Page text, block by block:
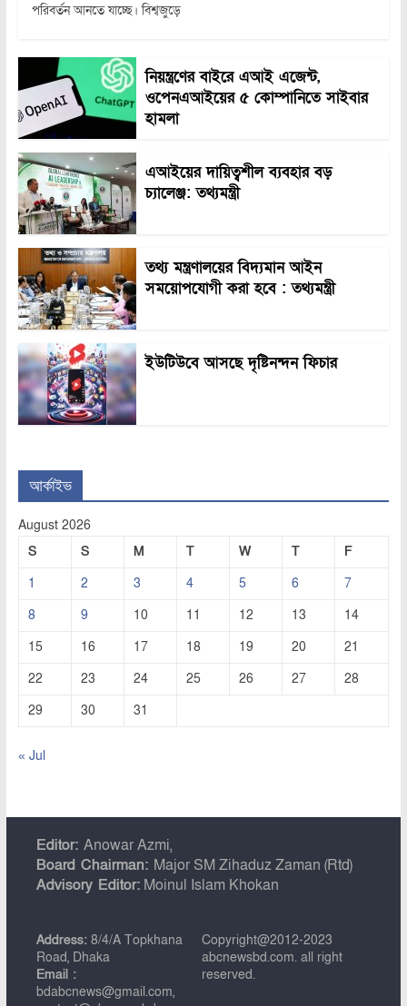
পরিবর্তন আনতে যাচ্ছে। বিশ্বজুড়ে
নিয়ন্ত্রণের বাইরে এআই এজেন্ট,
ওপেনএআইয়ের ৫ কোম্পানিতে সাইবার
হামলা
এআইয়ের দায়িত্বশীল ব্যবহার বড়
চ্যালেঞ্জ: তথ্যমন্ত্রী
তথ্য মন্ত্রণালয়ের বিদ্যমান আইন
সময়োপযোগী করা হবে : তথ্যমন্ত্রী
ইউটিউবে আসছে দৃষ্টিনন্দন ফিচার
আর্কাইভ
August 2026
S
S M T W T
F
1
2 3 4 5 6
7
8
9 10 11 12 13
14
15
16 17 18 19 20
21
22
23 24 25 26 27
28
29
30 31
« Jul
Editor: Anowar Azmi,
Board Chairman: Major SM Zihaduz Zaman (Rtd)
Advisory Editor:Moinul Islam Khokan
Address:8/4/A Topkhana
Road, Dhaka
Email :
bdabcnews@gmail.com,
Copyright@2012-2023
abcnewsbd.com. all right
reserved.